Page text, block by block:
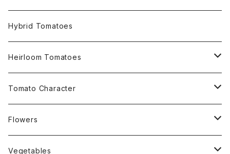
Micro Determinate 10cm~30cm
Small Determinate 30cm~50cm
Medium Determinate 50~100cm
Large Determinate 100~150cm
Semi Indeterminate ~150cm
Hybrid Tomatoes
Heirloom Tomatoes
Amber Heirloom Tomatoes
Bi-Color Heirloom Tomatoes
Black Heirloom Tomatoes
Tomato Character
Culinary Uses
For Canning
Disease Resistance
Flowers
Nasturtium・ナスターチウム
Vegetables